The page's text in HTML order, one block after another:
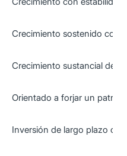
Crecimiento sostenido con
Crecimiento sustancial del
Orientado a forjar un
Inversión de largo plazo